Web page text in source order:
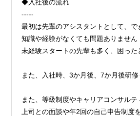
◆入社後の流れ
-----
最初は先輩のアシスタントとして、で
知識や経験がなくても問題ありません
未経験スタートの先輩も多く、困った
また、入社時、3か月後、7か月後研
また、等級制度やキャリアコンサルテ
上司との面談や年2回の自己申告制度